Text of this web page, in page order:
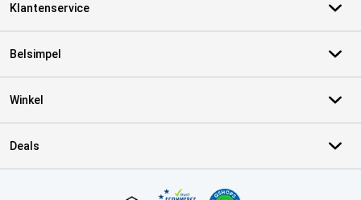
Klantenservice
Belsimpel
Winkel
Deals